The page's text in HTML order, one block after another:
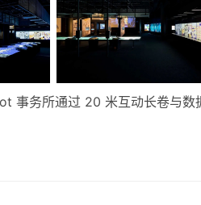
务所通过 20 米互动长卷与数